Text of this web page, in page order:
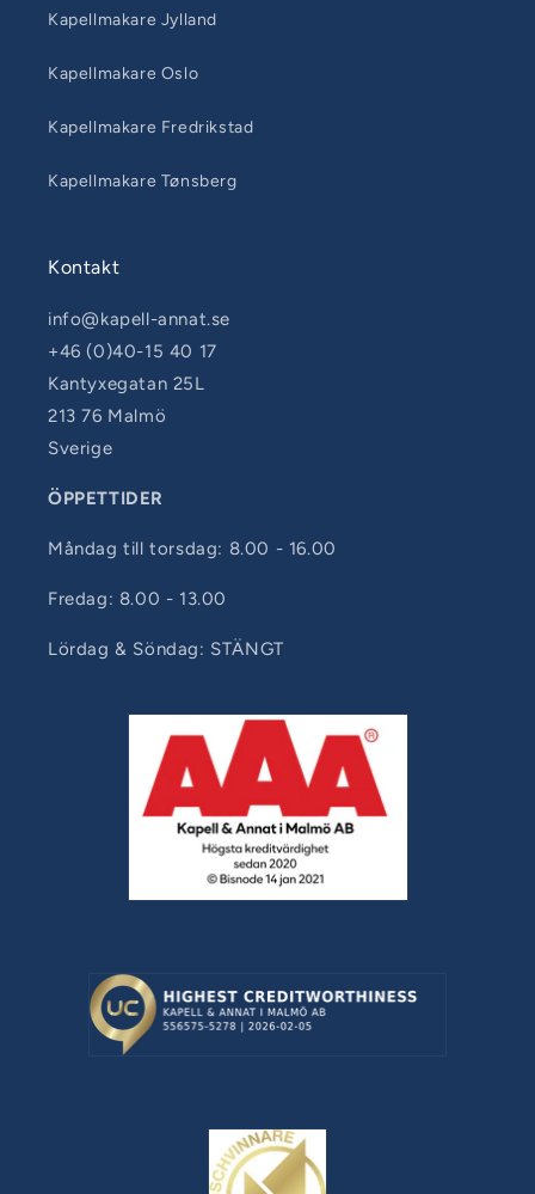
Kapellmakare Jylland
Kapellmakare Oslo
Kapellmakare Fredrikstad
Kapellmakare Tønsberg
Kontakt
info@kapell-annat.se
+46 (0)40-15 40 17
Kantyxegatan 25L
213 76 Malmö
Sverige
ÖPPETTIDER
Måndag till torsdag: 8.00 - 16.00
Fredag: 8.00 - 13.00
Lördag & Söndag: STÄNGT